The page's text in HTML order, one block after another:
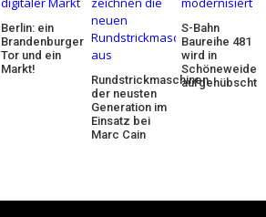
Berlin: ein
Brandenburger
Tor und ein
Markt!
Rundstrickmaschinen
der neusten
Generation im
Einsatz bei
Marc Cain
S-Bahn
Baureihe 481
wird in
Schöneweide
aufgehübscht